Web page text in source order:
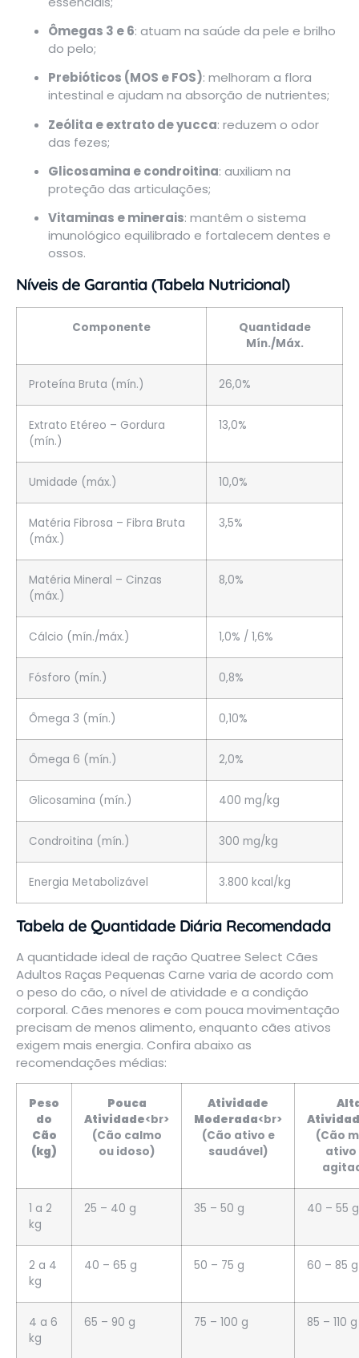
Ômegas 3 e 6: atuam na saúde da pele e brilho
do pelo;
Prebióticos (MOS e FOS): melhoram a flora
intestinal e ajudam na absorção de nutrientes;
Zeólita e extrato de yucca: reduzem o odor
das fezes;
Glicosamina e condroitina: auxiliam na
proteção das articulações;
Vitaminas e minerais: mantêm o sistema
imunológico equilibrado e fortalecem dentes e
ossos.
Níveis de Garantia (Tabela Nutricional)
Componente
Quantidade
Mín./Máx.
Proteína Bruta (mín.) 26,0%
Extrato Etéreo – Gordura
(mín.)
13,0%
Umidade (máx.) 10,0%
Matéria Fibrosa – Fibra Bruta
(máx.)
3,5%
Matéria Mineral – Cinzas
(máx.)
8,0%
Cálcio (mín./máx.) 1,0% / 1,6%
Fósforo (mín.) 0,8%
Ômega 3 (mín.) 0,10%
Ômega 6 (mín.) 2,0%
Glicosamina (mín.) 400 mg/kg
Condroitina (mín.) 300 mg/kg
Energia Metabolizável 3.800 kcal/kg
Tabela de Quantidade Diária Recomendada
A quantidade ideal de ração Quatree Select Cães
Adultos Raças Pequenas Carne varia de acordo com
o peso do cão, o nível de atividade e a condição
corporal. Cães menores e com pouca movimentação
precisam de menos alimento, enquanto cães ativos
exigem mais energia. Confira abaixo as
recomendações médias:
Peso
do
Cão
(kg)
Pouca
Atividade<br>
(Cão calmo
ou idoso)
Atividade
Moderada<br>
(Cão ativo e
saudável)
(Cão
ativo
1 a 2
kg
25 – 40 g 35 – 50 g 40 – 55 g
2 a 4
kg
40 – 65 g 50 – 75 g 60 – 85 g
4 a 6
kg
65 – 90 g 75 – 100 g 85 – 110 g